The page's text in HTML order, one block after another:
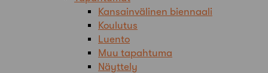
Kansainvälinen biennaali
Koulutus
Luento
Muu tapahtuma
Näyttely